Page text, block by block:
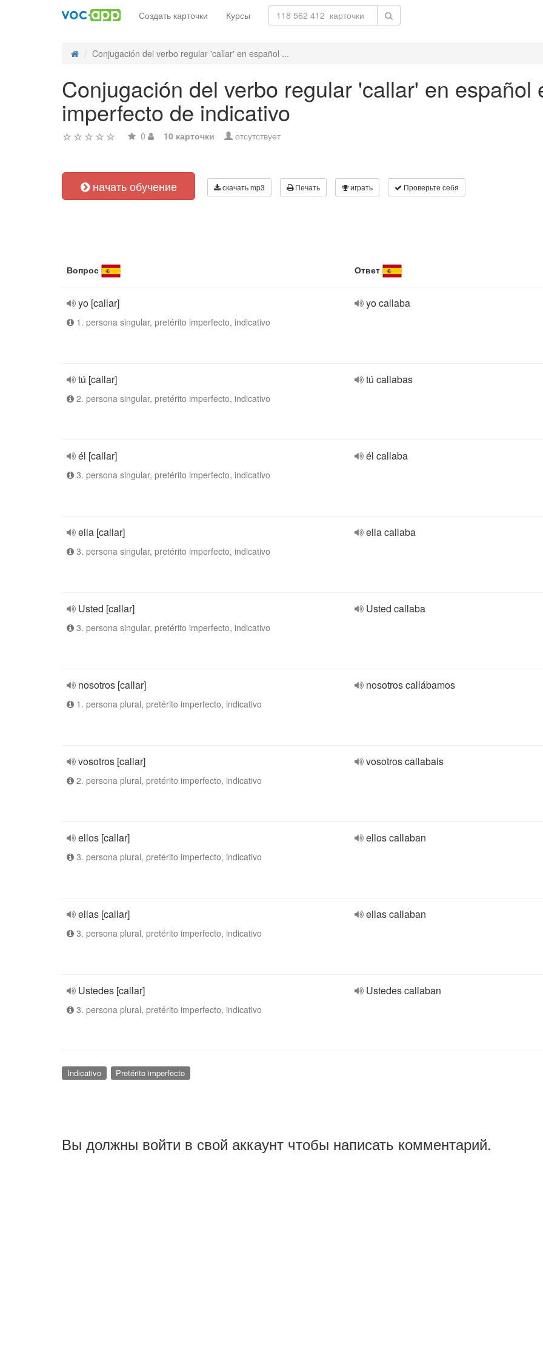
Создать карточки Курсы
Conjugación del verbo regular 'callar' en español ...
Conjugación del verbo regular 'callar' en español
imperfecto de indicativo
0 10 карточки отсутствует
начать обучение скачать mp3 Печать играть Проверьте себя
Вопрос Ответ
yo [callar]
1. persona singular, pretérito imperfecto, indicativo
yo callaba
tú [callar]
2. persona singular, pretérito imperfecto, indicativo
tú callabas
él [callar]
3. persona singular, pretérito imperfecto, indicativo
él callaba
ella [callar]
3. persona singular, pretérito imperfecto, indicativo
ella callaba
Usted [callar]
3. persona singular, pretérito imperfecto, indicativo
Usted callaba
nosotros [callar]
1. persona plural, pretérito imperfecto, indicativo
nosotros callábamos
vosotros [callar]
2. persona plural, pretérito imperfecto, indicativo
vosotros callabais
ellos [callar]
3. persona plural, pretérito imperfecto, indicativo
ellos callaban
ellas [callar]
3. persona plural, pretérito imperfecto, indicativo
ellas callaban
Ustedes [callar]
3. persona plural, pretérito imperfecto, indicativo
Ustedes callaban
Indicativo Pretérito imperfecto
Вы должны войти в свой аккаунт чтобы написать комментарий.